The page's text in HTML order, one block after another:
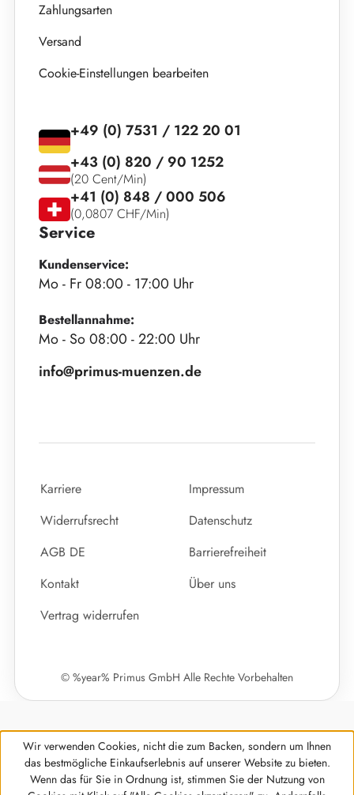
Zahlungsarten
Versand
Cookie-Einstellungen bearbeiten
Service
Kundenservice:
Mo - Fr 08:00 - 17:00 Uhr
Bestellannahme:
Mo - So 08:00 - 22:00 Uhr
info@primus-muenzen.de
+49 (0) 7531 / 122 20 01
+43 (0) 820 / 90 1252
(20 Cent/Min)
+41 (0) 848 / 000 506
(0,0807 CHF/Min)
Karriere
Impressum
Widerrufsrecht
Datenschutz
AGB DE
Barrierefreiheit
Kontakt
Über uns
Vertrag widerrufen
© %year% Primus GmbH Alle Rechte Vorbehalten
Wir verwenden Cookies, nicht die zum Backen, sondern um Ihnen
das bestmögliche Einkaufserlebnis auf unserer Website zu bieten.
Wenn das für Sie in Ordnung ist, stimmen Sie der Nutzung von